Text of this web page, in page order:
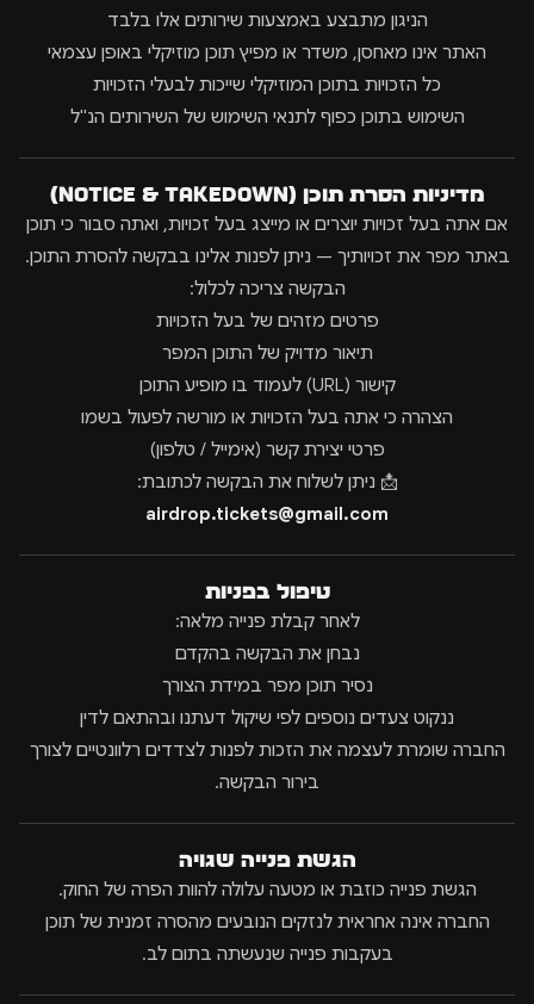
הניגון מתבצע באמצעות שירותים אלו בלבד
האתר אינו מאחסן, משדר או מפיץ תוכן מוזיקלי באופן עצמאי
כל הזכויות בתוכן המוזיקלי שייכות לבעלי הזכויות
השימוש בתוכן כפוף לתנאי השימוש של השירותים הנ"ל
מדיניות הסרת תוכן (Notice & Takedown)
אם אתה בעל זכויות יוצרים או מייצג בעל זכויות, ואתה סבור כי תוכן
באתר מפר את זכויותיך — ניתן לפנות אלינו בבקשה להסרת התוכן.
הבקשה צריכה לכלול:
פרטים מזהים של בעל הזכויות
תיאור מדויק של התוכן המפר
קישור (URL) לעמוד בו מופיע התוכן
הצהרה כי אתה בעל הזכויות או מורשה לפעול בשמו
פרטי יצירת קשר (אימייל / טלפון)
📩 ניתן לשלוח את הבקשה לכתובת:
airdrop.tickets@gmail.com
טיפול בפניות
לאחר קבלת פנייה מלאה:
נבחן את הבקשה בהקדם
נסיר תוכן מפר במידת הצורך
ננקוט צעדים נוספים לפי שיקול דעתנו ובהתאם לדין
החברה שומרת לעצמה את הזכות לפנות לצדדים רלוונטיים לצורך
בירור הבקשה.
הגשת פנייה שגויה
הגשת פנייה כוזבת או מטעה עלולה להוות הפרה של החוק.
החברה אינה אחראית לנזקים הנובעים מהסרה זמנית של תוכן
בעקבות פנייה שנעשתה בתום לב.